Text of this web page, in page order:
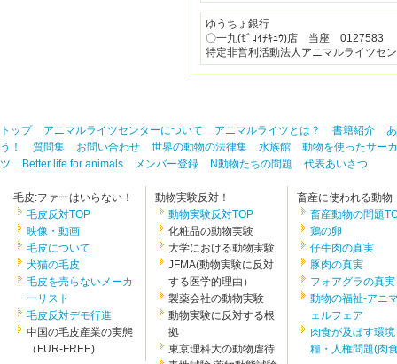
ゆうちょ銀行
〇一九(ｾﾞﾛｲﾁｷｭｳ)店 当座 0127583
特定非営利活動法人アニマルライツセ
トップ アニマルライツセンターについて アニマルライツとは？ 書籍紹介
う！
質問集 お問い合わせ 世界の動物の法律集 水族館
動物を使ったサー
ツ
Better life for animals メンバー登録 N動物たちの問題 代表あいさつ
毛皮:ファーはいらない！
毛皮反対TOP
映像・動画
毛皮について
犬猫の毛皮
毛皮を売らないメーカ
ーリスト
毛皮反対デモ行進
中国の毛皮産業の実態
（FUR-FREE)
動物実験反対！
動物実験反対TOP
化粧品の動物実験
大学における動物実験
JFMA(動物実験に反対
する医学的理由）
製薬会社の動物実験
動物実験に反対する根
拠
東京理科大の動物虐待
畜産に使われる動物
畜産動物の問題
鶏の卵
仔牛肉の真実
豚肉の真実
フォアグラの真実
動物の福祉-アニ
ェルフェア
肉食が及ぼす環
糧・人権問題(肉